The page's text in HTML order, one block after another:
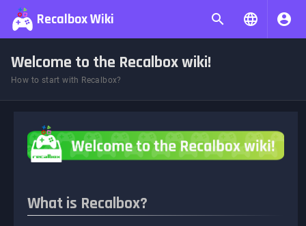
Recalbox Wiki
Welcome to the Recalbox wiki!
How to start with Recalbox?
What is Recalbox?